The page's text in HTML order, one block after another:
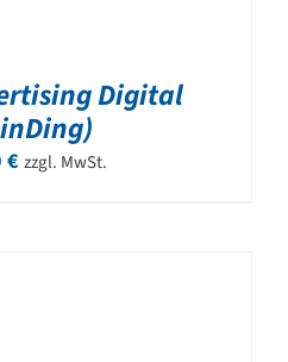
Digital
€ zzgl. MwSt.